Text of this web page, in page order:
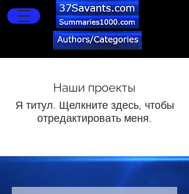
Наши проекты
Я титул. Щелкните здесь, чтобы
отредактировать меня.